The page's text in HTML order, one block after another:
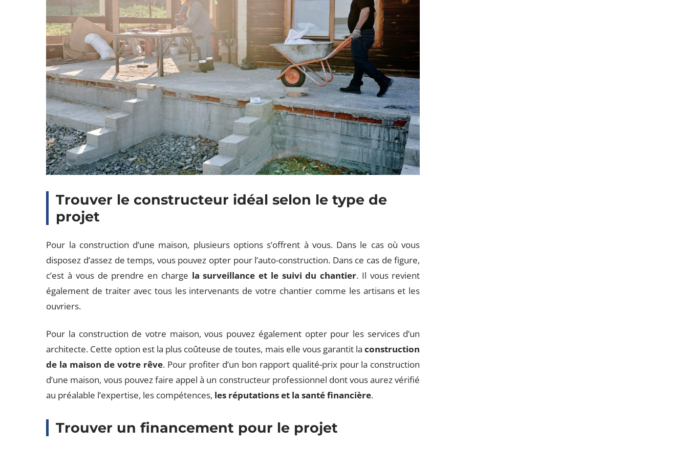
Trouver le constructeur idéal selon le type de
projet
Pour la construction d’une maison, plusieurs options s’offrent à vous. Dans le cas où vous
disposez d’assez de temps, vous pouvez opter pour l’auto-construction. Dans ce cas de figure,
c’est à vous de prendre en charge la surveillance et le suivi du chantier. Il vous revient
également de traiter avec tous les intervenants de votre chantier comme les artisans et les
ouvriers.
Pour la construction de votre maison, vous pouvez également opter pour les services d’un
architecte. Cette option est la plus coûteuse de toutes, mais elle vous garantit laconstruction
de la maison de votre rêve. Pour profiter d’un bon rapport qualité-prix pour la construction
d’une maison, vous pouvez faire appel à un constructeur professionnel dont vous aurez vérifié
au préalable l’expertise, les compétences, les réputations et la santé financière.
Trouver un financement pour le projet